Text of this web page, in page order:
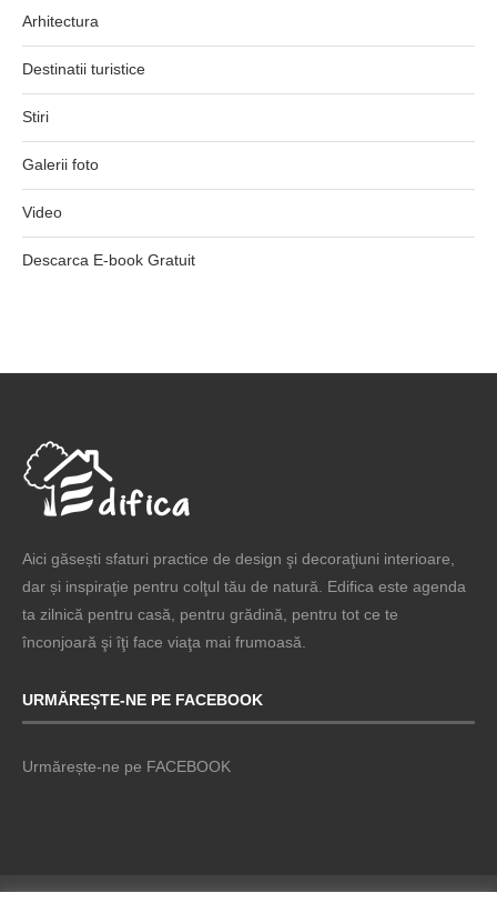
Arhitectura
Destinatii turistice
Stiri
Galerii foto
Video
Descarca E-book Gratuit
Aici găsești sfaturi practice de design şi decoraţiuni interioare,
dar și inspiraţie pentru colţul tău de natură. Edifica este agenda
ta zilnică pentru casă, pentru grădină, pentru tot ce te
înconjoară şi îţi face viaţa mai frumoasă.
URMĂREȘTE-NE PE FACEBOOK
Urmărește-ne pe FACEBOOK